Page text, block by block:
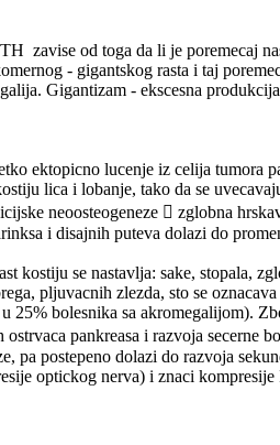
zavise od toga da li je poremecaj
- gigantskog rasta i taj
Gigantizam - ekscesna
ektopicno lucenje iz celija tumora
lica i lobanje, tako da se
neoosteogeneze  zglobna
i disajnih puteva dolazi do
kostiju se nastavlja: sake,
pljuvacnih zlezda, sto se
25% bolesnika sa akromegalijom).
pankreasa i razvoja secerne
pa postepeno dolazi do razvoja
optickog nerva) i znaci